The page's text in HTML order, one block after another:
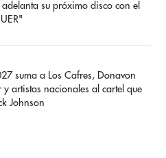
su próximo disco con el
suma a Los Cafres, Donavon
y artistas nacionales al cartel que
Johnson